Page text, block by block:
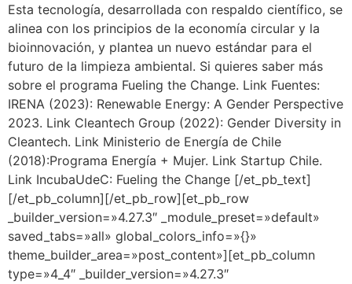
Esta tecnología, desarrollada con respaldo científico, se
alinea con los principios de la economía circular y la
bioinnovación, y plantea un nuevo estándar para el
futuro de la limpieza ambiental. Si quieres saber más
sobre el programa Fueling the Change. Link Fuentes:
IRENA (2023): Renewable Energy: A Gender Perspective
2023. Link Cleantech Group (2022): Gender Diversity in
Cleantech. Link Ministerio de Energía de Chile
(2018):Programa Energía + Mujer. Link Startup Chile.
Link IncubaUdeC: Fueling the Change [/et_pb_text]
[/et_pb_column][/et_pb_row][et_pb_row
_builder_version=»4.27.3″ _module_preset=»default»
saved_tabs=»all» global_colors_info=»{}»
theme_builder_area=»post_content»][et_pb_column
type=»4_4″ _builder_version=»4.27.3″